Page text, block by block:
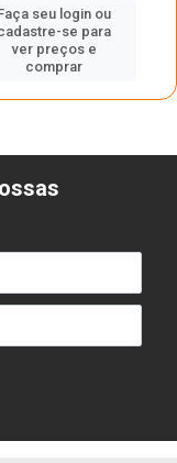
seu login ou
se para
ver preços e
comprar